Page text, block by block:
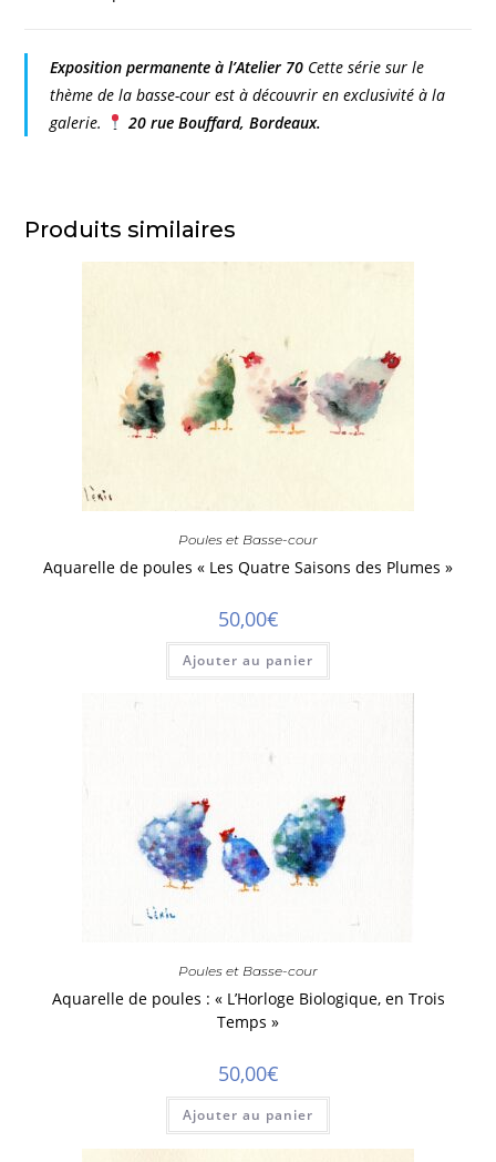
Exposition permanente à l’Atelier 70 Cette série sur le
thème de la basse-cour est à découvrir en exclusivité à la
galerie.
20 rue Bouffard, Bordeaux.
Produits similaires
Poules et Basse-cour
Aquarelle de poules « Les Quatre Saisons des Plumes »
50,00€
Ajouter au panier
Poules et Basse-cour
Aquarelle de poules : « L’Horloge Biologique, en Trois
Temps »
50,00€
Ajouter au panier